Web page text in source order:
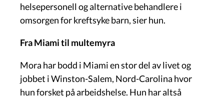
helsepersonell og alternative behandlere i
omsorgen for kreftsyke barn, sier hun.
Fra Miami til multemyra
Mora har bodd i Miami en stor del av livet og
jobbet i Winston-Salem, Nord-Carolina hvor
hun forsket på arbeidshelse. Hun har altså